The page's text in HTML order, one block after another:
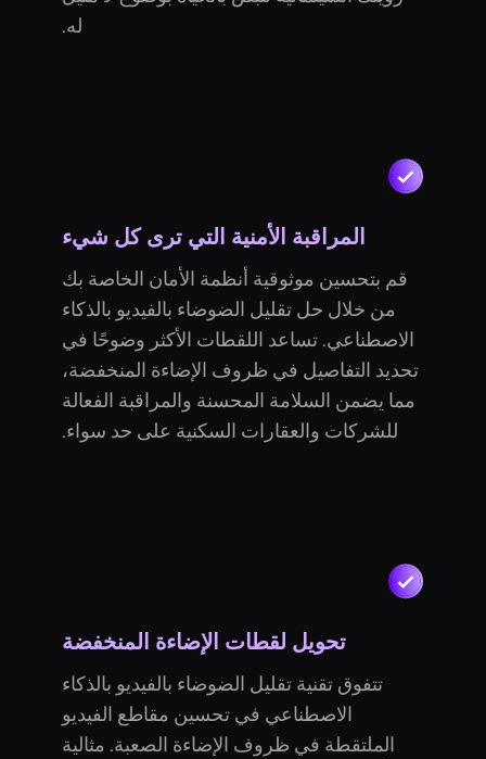
له.
المراقبة الأمنية التي ترى كل شيء
قم بتحسين موثوقية أنظمة الأمان الخاصة بك
من خلال حل تقليل الضوضاء بالفيديو بالذكاء
الاصطناعي. تساعد اللقطات الأكثر وضوحًا في
تحديد التفاصيل في ظروف الإضاءة المنخفضة،
مما يضمن السلامة المحسنة والمراقبة الفعالة
للشركات والعقارات السكنية على حد سواء.
تحويل لقطات الإضاءة المنخفضة
تتفوق تقنية تقليل الضوضاء بالفيديو بالذكاء
الاصطناعي في تحسين مقاطع الفيديو
الملتقطة في ظروف الإضاءة الصعبة. مثالية